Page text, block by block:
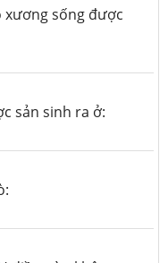
xương sống được
sản sinh ra ở: